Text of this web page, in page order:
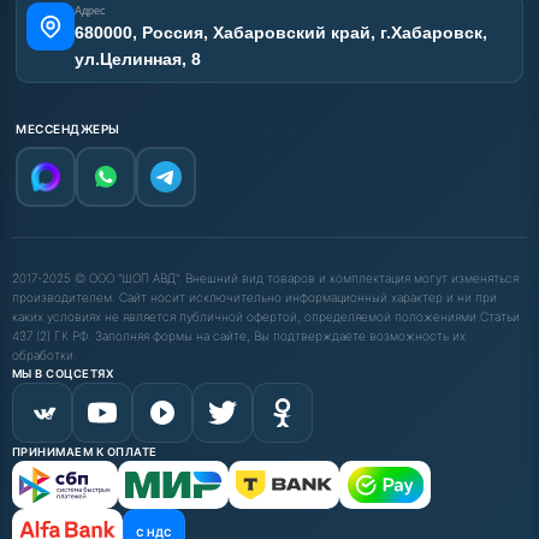
Адрес
680000, Россия, Хабаровский край, г.Хабаровск,
ул.Целинная, 8
МЕССЕНДЖЕРЫ
2017-2025 © ООО "ШОП АВД". Внешний вид товаров и комплектация могут изменяться
производителем. Сайт носит исключительно информационный характер и ни при
каких условиях не является публичной офертой, определяемой положениями Статьи
437 (2) ГК РФ. Заполняя формы на сайте, Вы подтверждаете возможность их
обработки.
МЫ В СОЦСЕТЯХ
ПРИНИМАЕМ К ОПЛАТЕ
С НДС